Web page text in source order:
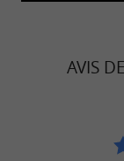
AVIS